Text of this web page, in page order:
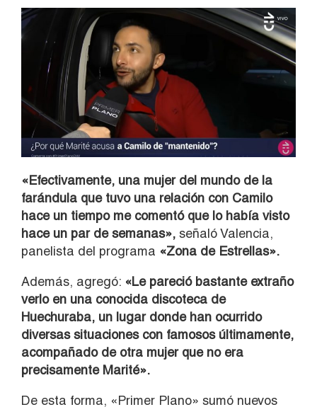
«Efectivamente, una mujer del mundo de la
farándula que tuvo una relación con Camilo
hace un tiempo me comentó que lo había visto
hace un par de semanas», señaló Valencia,
panelista del programa «Zona de Estrellas».
Además, agregó: «Le pareció bastante extraño
verlo en una conocida discoteca de
Huechuraba, un lugar donde han ocurrido
diversas situaciones con famosos últimamente,
acompañado de otra mujer que no era
precisamente Marité».
De esta forma, «Primer Plano» sumó nuevos